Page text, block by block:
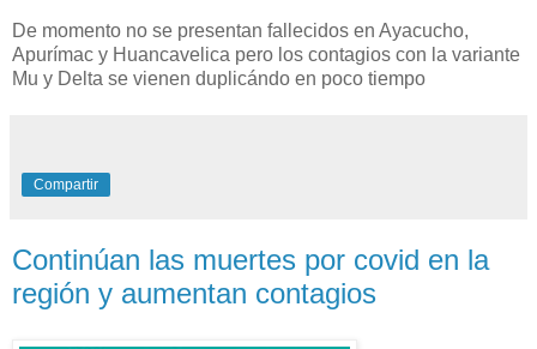
De momento no se presentan fallecidos en Ayacucho,
Apurímac y Huancavelica pero los contagios con la variante
Mu y Delta se vienen duplicándo en poco tiempo
Compartir
Continúan las muertes por covid en la
región y aumentan contagios